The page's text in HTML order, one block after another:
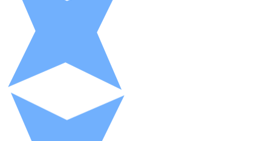
Efectivo
Compra criptomonedas con efectivo en tu tienda más
Comprar con efectivo
Transferencia SEPA
Añade fondos a tu cuenta Bitnovo o realiza compras